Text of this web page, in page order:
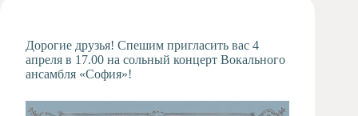
Музыкальное
отделение
Дорогие друзья! Спешим пригласить вас 4
апреля в 17.00 на сольный концерт Вокального
ансамбля «София»!